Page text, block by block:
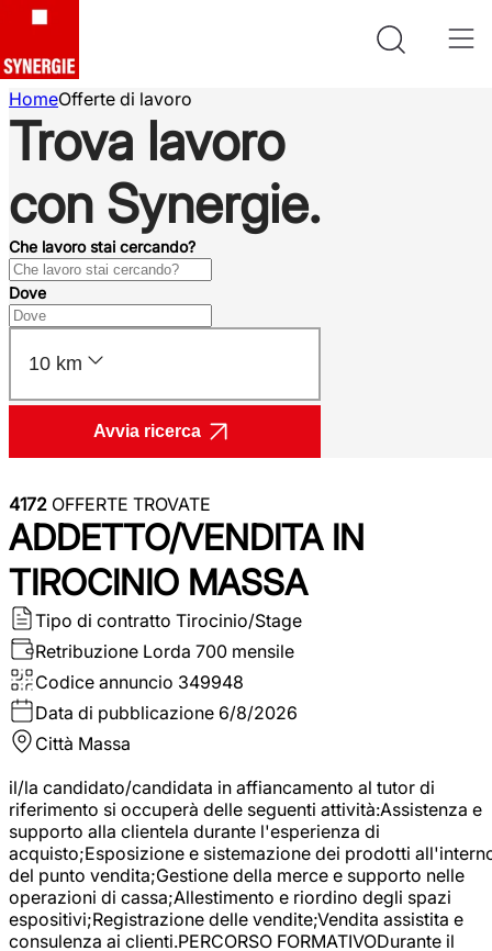
HomeOfferte di lavoro
Trova lavoro
con Synergie.
Che lavoro stai cercando?
Dove
10 km
Avvia ricerca
4172 OFFERTE TROVATE
ADDETTO/VENDITA IN
TIROCINIO MASSA
Tipo di contratto Tirocinio/Stage
Retribuzione Lorda 700 mensile
Codice annuncio 349948
Data di pubblicazione 6/8/2026
Città Massa
il/la candidato/candidata in affiancamento al tutor di
riferimento si occuperà delle seguenti attività:Assistenza e
supporto alla clientela durante l'esperienza di
acquisto;Esposizione e sistemazione dei prodotti
del punto vendita;Gestione della merce e supporto nelle
operazioni di cassa;Allestimento e riordino degli spazi
espositivi;Registrazione delle vendite;Vendita assistita e
consulenza ai clienti.PERCORSO FORMATIVODurante il